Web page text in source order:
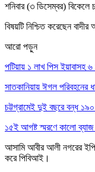
শনিবার (৩ ডিসেম্বর) বিকেলে
বিষয়টি নিশ্চিত করেছেন
আরো পড়ুন
পটিয়ায় ১ লাখ পিস ইয়াবাসহ
সাতকানিয়ায় ঈগল পরিবহনের
চট্টগ্রামেই দুই বছরে বন্ধ
১৫ই আগষ্ট স্মরণে কালো ব্যাজ
আসামি আবীর আলী নগরের
করে পিবিআই।